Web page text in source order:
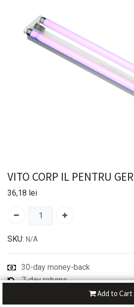
Add to Cart
VITO CORP IL PENTRU
36,18 lei
SKU: N/A
30-day money-back
7-day returns